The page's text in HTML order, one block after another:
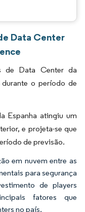
Data Center
de Data Center da
o período de
Espanha atingiu um
e projeta-se que
de previsão.
em nuvem entre as
para segurança
de players
fatores que
no país.